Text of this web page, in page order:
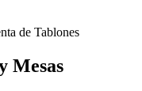
de Tablones
Mesas